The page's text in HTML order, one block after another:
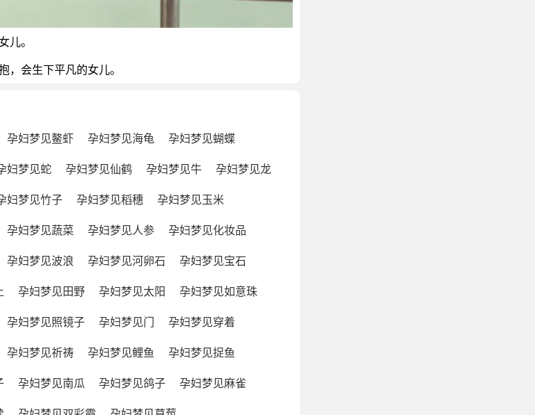
。
会生下平凡的女儿。
孕妇梦见鳌虾 孕妇梦见海龟
孕妇梦见蝴蝶
妇梦见蛇 孕妇梦见仙鹤 孕妇梦见牛
孕妇梦见龙
妇梦见竹子 孕妇梦见稻穗
孕妇梦见玉米
孕妇梦见蔬菜 孕妇梦见人参
孕妇梦见化妆品
孕妇梦见波浪 孕妇梦见河卵石
孕妇梦见宝石
孕妇梦见田野 孕妇梦见太阳
孕妇梦见如意珠
孕妇梦见照镜子 孕妇梦见门
孕妇梦见穿着
孕妇梦见祈祷 孕妇梦见鲤鱼
孕妇梦见捉鱼
孕妇梦见南瓜 孕妇梦见鸽子
孕妇梦见麻雀